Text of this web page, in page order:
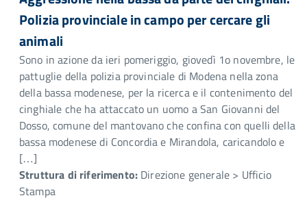
Polizia provinciale in campo per cercare gli
animali
Sono in azione da ieri pomeriggio, giovedì 1o novembre, le
pattuglie della polizia provinciale di Modena nella zona
della bassa modenese, per la ricerca e il contenimento del
cinghiale che ha attaccato un uomo a San Giovanni del
Dosso, comune del mantovano che confina con quelli della
bassa modenese di Concordia e Mirandola, caricandolo e
[…]
Struttura di riferimento: Direzione generale > Ufficio
Stampa